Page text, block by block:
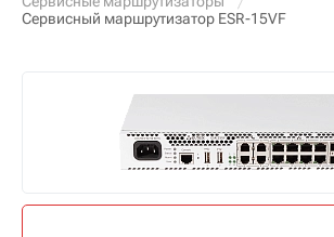
Сервисный маршрутизатор ESR-15VF